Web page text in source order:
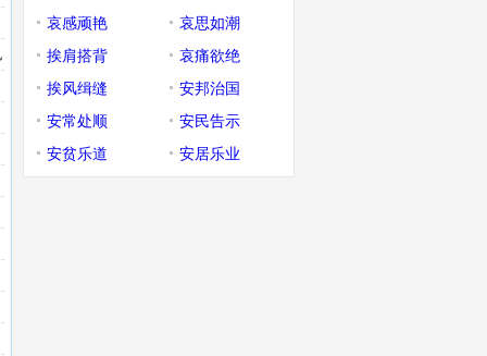
哀感顽艳
哀思如潮
挨肩搭背
哀痛欲绝
挨风缉缝
安邦治国
安常处顺
安民告示
安贫乐道
安居乐业